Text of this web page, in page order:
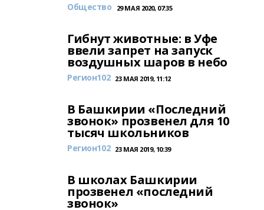
Общество 29 МАЯ 2020, 07:35
Гибнут животные: в Уфе
ввели запрет на запуск
воздушных шаров в небо
Регион102 23 МАЯ 2019, 11:12
В Башкирии «Последний
звонок» прозвенел для 10
тысяч школьников
Регион102 23 МАЯ 2019, 10:39
В школах Башкирии
прозвенел «последний
звонок»